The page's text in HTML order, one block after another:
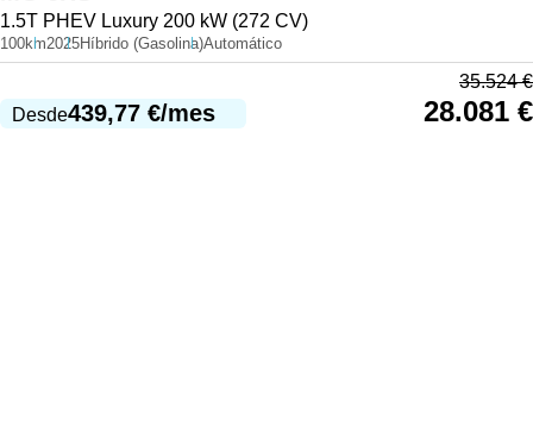
1.5T PHEV Luxury 200 kW (272 CV)
100km2025Híbrido (Gasolina)Automático
Desde439,77 €/mes
35.524€
28.081 €